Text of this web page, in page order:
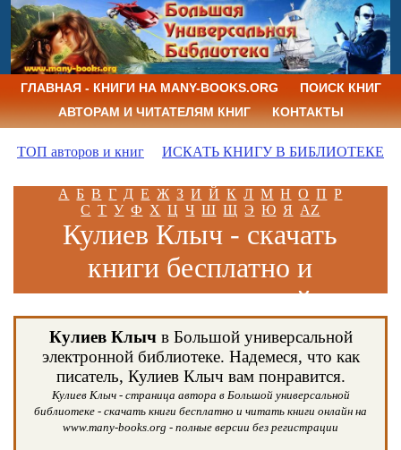
ГЛАВНАЯ - КНИГИ НА MANY-BOOKS.ORG
ПОИСК КНИГ
АВТОРАМ И ЧИТАТЕЛЯМ КНИГ
КОНТАКТЫ
ТОП авторов и книг ИСКАТЬ КНИГУ В БИБЛИОТЕКЕ
А Б В Г Д Е Ж З И Й К Л М Н О П Р
С Т У Ф Х Ц Ч Ш Щ Э Ю Я AZ
Кулиев Клыч - скачать
книги бесплатно и
читать книги онлайн
Кулиев Клычв Большой универсальной
электронной библиотеке. Надемеся, что как
писатель, Кулиев Клыч вам понравится.
Кулиев Клыч - страница автора в Большой универсальной
библиотеке - скачать книги бесплатно и читать книги онлайн на
www.many-books.org - полные версии без регистрации